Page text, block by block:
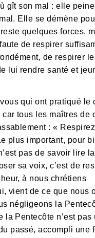
gît son mal : elle
Elle se démène
quelques forces,
de respirer
de respirer
lui rendre santé et
qui ont pratiqué le
car tous les maîtres de
: «
plus important, pour
pas de savoir lire
sa voix, c’est de
à nous chrétiens
vient de ce que nous
négligeons la
la Pentecôte n’est pas
passé, accompli une